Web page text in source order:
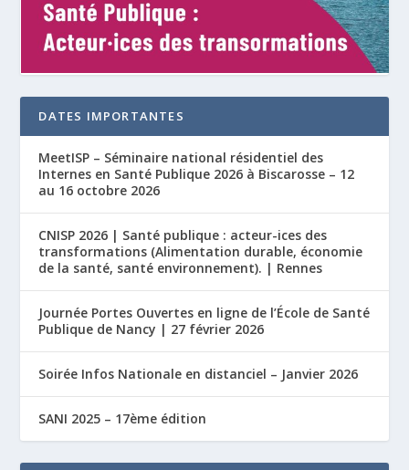
DATES IMPORTANTES
MeetISP – Séminaire national résidentiel des
Internes en Santé Publique 2026 à Biscarosse – 12
au 16 octobre 2026
CNISP 2026 | Santé publique : acteur-ices des
transformations (Alimentation durable, économie
de la santé, santé environnement). | Rennes
Journée Portes Ouvertes en ligne de l’École de Santé
Publique de Nancy | 27 février 2026
Soirée Infos Nationale en distanciel – Janvier 2026
SANI 2025 – 17ème édition